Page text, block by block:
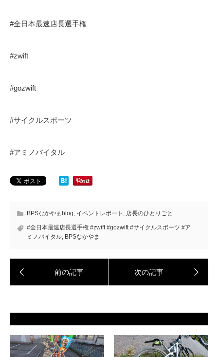
#全日本最速店長選手権
#zwift
#gozwift
#サイクルスポーツ
#アミノバイタル
BPSなかやまblog, イベントレポート , 店長のひとりごと
#全日本最速店長選手権 #zwift #gozwift #サイクルスポーツ #ア
ミノバイタル, BPSなかやま